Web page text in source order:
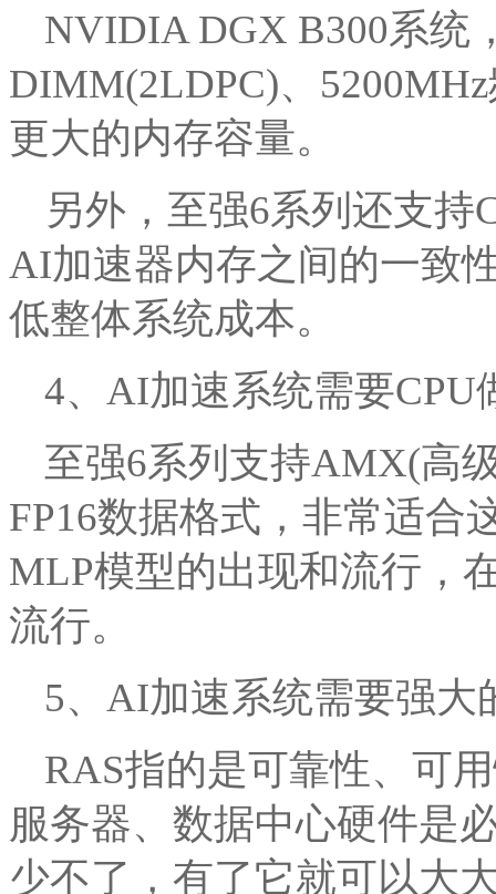
NVIDIA DGX B300系统
DIMM(2LDPC)、
更大的内存容量。
另外，至强6系列还支
AI加速器内存之间的一致
低整体系统成本。
4、AI加速系统需要
至强6系列支持AMX(高
FP16数据格式，非常适合
MLP模型的出现和流行，
流行。
5、AI加速系统需要强大
RAS指的是可靠性、可
服务器、数据中心硬件是
少不了，有了它就可以大